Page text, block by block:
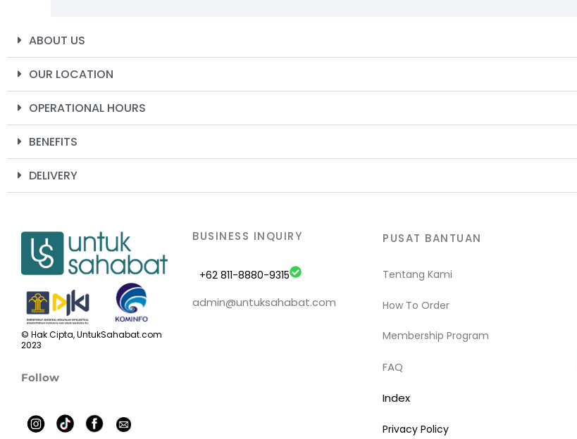
ABOUT US
OUR LOCATION
OPERATIONAL HOURS
BENEFITS
DELIVERY
© Hak Cipta, UntukSahabat.com
2023
Follow
BUSINESS INQUIRY
+62 811-8880-9315
admin@untuksahabat.com
PUSAT BANTUAN
Tentang Kami
How To Order
Membership Program
FAQ
Index
Privacy Policy